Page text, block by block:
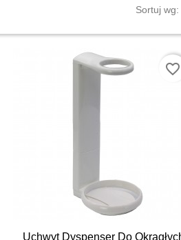
Sortuj wg:
Uchwyt Dyspenser Do
Szybki podgląd
favorite_border